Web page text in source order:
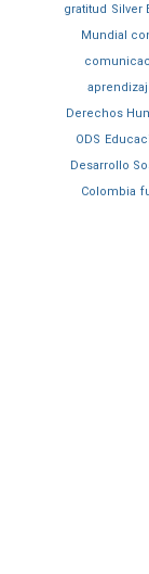
gratitud Silver
Mundial
Derechos
ODS
Desarrollo
Colombia